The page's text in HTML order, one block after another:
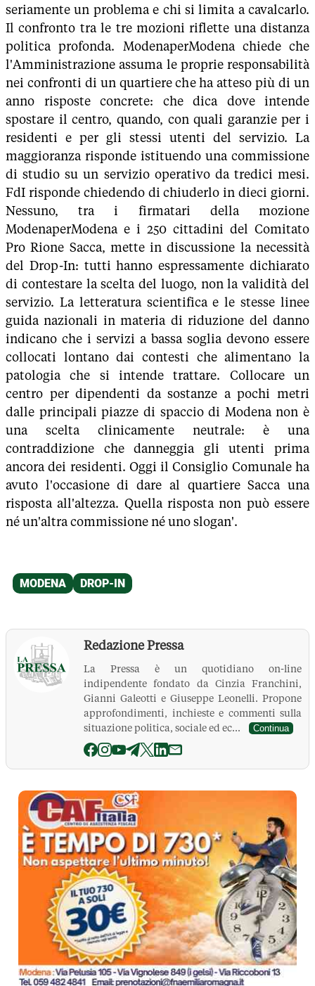
seriamente un problema e chi si limita a cavalcarlo.
Il confronto tra le tre mozioni riflette una distanza
politica profonda. ModenaperModena chiede che
l'Amministrazione assuma le proprie responsabilità
nei confronti di un quartiere che ha atteso più di un
anno risposte concrete: che dica dove intende
spostare il centro, quando, con quali garanzie per i
residenti e per gli stessi utenti del servizio. La
maggioranza risponde istituendo una commissione
di studio su un servizio operativo da tredici mesi.
FdI risponde chiedendo di chiuderlo in dieci giorni.
Nessuno, tra i firmatari della mozione
ModenaperModena e i 250 cittadini del Comitato
Pro Rione Sacca, mette in discussione la necessità
del Drop-In: tutti hanno espressamente dichiarato
di contestare la scelta del luogo, non la validità del
servizio. La letteratura scientifica e le stesse linee
guida nazionali in materia di riduzione del danno
indicano che i servizi a bassa soglia devono essere
collocati lontano dai contesti che alimentano la
patologia che si intende trattare. Collocare un
centro per dipendenti da sostanze a pochi metri
dalle principali piazze di spaccio di Modena non è
una scelta clinicamente neutrale: è una
contraddizione che danneggia gli utenti prima
ancora dei residenti. Oggi il Consiglio Comunale ha
avuto l'occasione di dare al quartiere Sacca una
risposta all'altezza. Quella risposta non può essere
né un'altra commissione né uno slogan'.
Redazione Pressa
La Pressa è un quotidiano on-line
indipendente fondato da Cinzia Franchini,
Gianni Galeotti e Giuseppe Leonelli. Propone
approfondimenti, inchieste e commenti sulla
situazione politica, sociale ed ec...
Continua
La Pressa